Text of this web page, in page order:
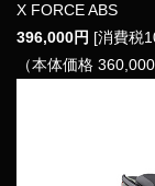
X FORCE ABS
396,000円 [消費税
（本体価格 360,000